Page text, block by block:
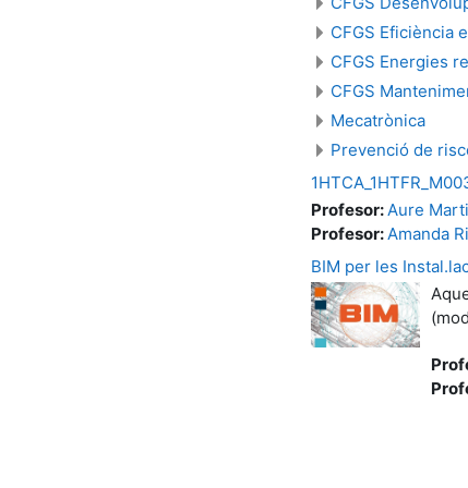
CFGS Eficiència
CFGS Energies
CFGS
Mecatrònica
Prevenció de
Profesor:Aure
Profesor:Amanda
BIM per les